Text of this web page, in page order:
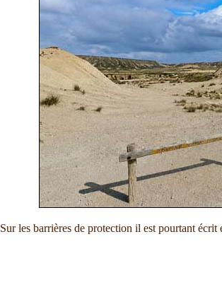
Sur les barrières de protection il est pourtant